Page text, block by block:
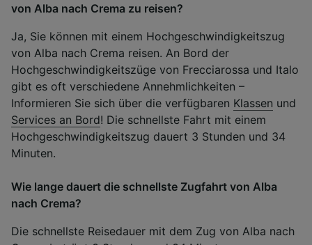
von Alba nach Crema zu reisen?
Ja, Sie können mit einem Hochgeschwindigkeitszug
von Alba nach Crema reisen. An Bord der
Hochgeschwindigkeitszüge von Frecciarossa und Italo
gibt es oft verschiedene Annehmlichkeiten –
Informieren Sie sich über die verfügbaren Klassen und
Services an Bord! Die schnellste Fahrt mit einem
Hochgeschwindigkeitszug dauert 3 Stunden und 34
Minuten.
Wie lange dauert die schnellste Zugfahrt von Alba
nach Crema?
Die schnellste Reisedauer mit dem Zug von Alba nach